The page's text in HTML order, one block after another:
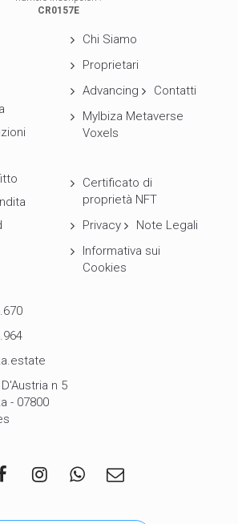
CR0157E
Chi Siamo
Proprietari
Advancing
Contatti
MyIbiza Metaverse
Voxels
Certificato di
proprietà NFT
Privacy
Note Legali
Informativa sui
Cookies
n 5
- 07800